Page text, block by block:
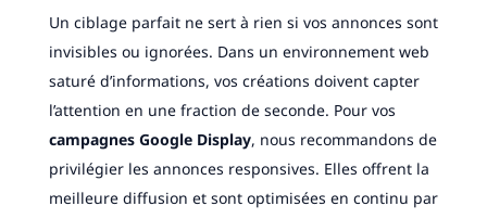
Un ciblage parfait ne sert à rien si vos annonces sont
invisibles ou ignorées. Dans un environnement web
saturé d’informations, vos créations doivent capter
l’attention en une fraction de seconde. Pour vos
campagnes Google Display, nous recommandons de
privilégier les annonces responsives. Elles offrent la
meilleure diffusion et sont optimisées en continu par